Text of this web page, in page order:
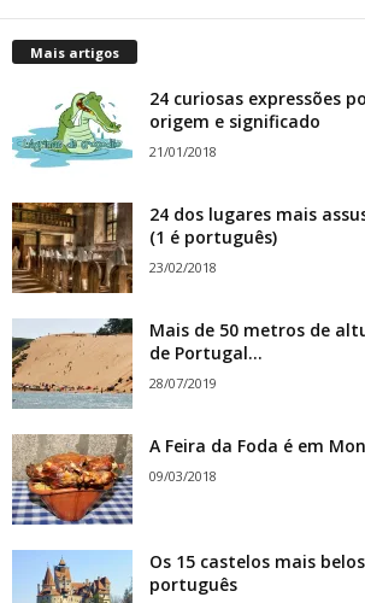
Mais artigos
24 curiosas expressões
origem e significado
21/01/2018
24 dos lugares mais
(1 é português)
23/02/2018
Mais de 50 metros de
de Portugal...
28/07/2019
A Feira da Foda é em
09/03/2018
Os 15 castelos mais
português